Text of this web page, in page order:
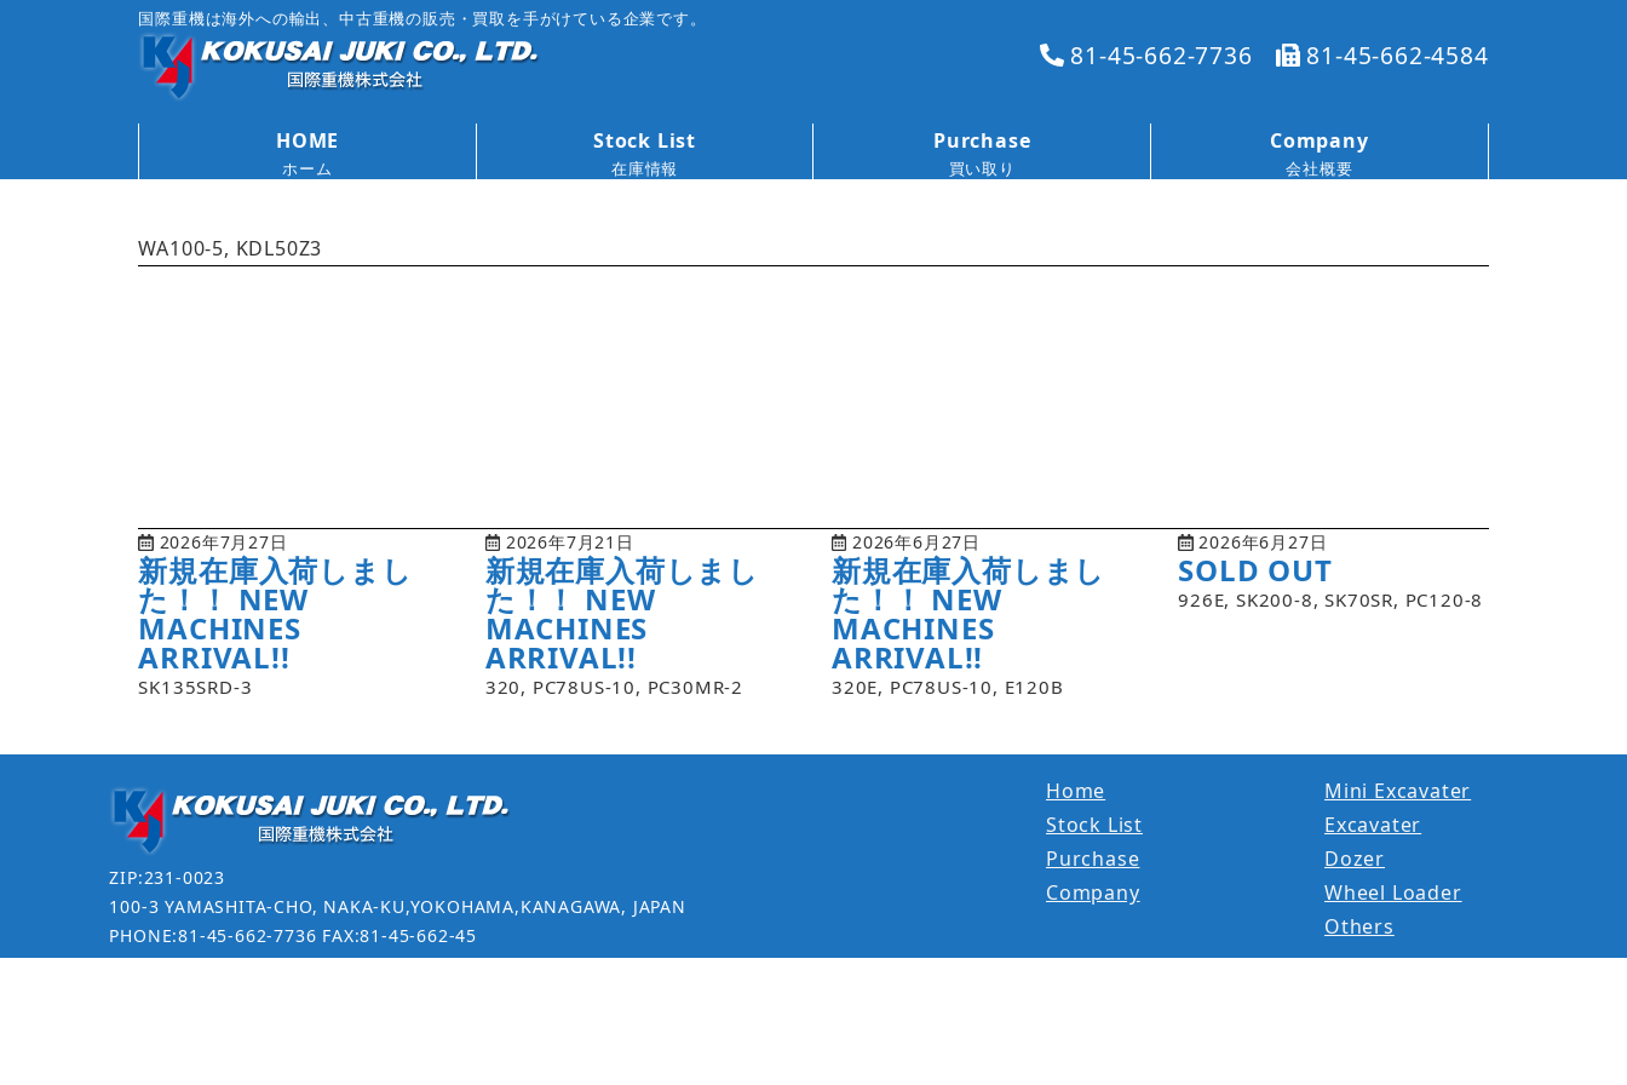
国際重機は海外への輸出、中古重機の販売・買取を手がけている企業です。
81-45-662-7736 81-45-662-4584
HOME
ホーム
Stock List
在庫情報
Purchase
買い取り
Company
会社概要
WA100-5, KDL50Z3
2026年7月27日
新規在庫入荷しまし
た！！ NEW
MACHINES
ARRIVAL!!
SK135SRD-3
2026年7月21日
新規在庫入荷しまし
た！！ NEW
MACHINES
ARRIVAL!!
320, PC78US-10, PC30MR-2
2026年6月27日
新規在庫入荷しまし
た！！ NEW
MACHINES
ARRIVAL!!
320E, PC78US-10, E120B
2026年6月27日
SOLD OUT
926E, SK200-8, SK70SR, PC120-8
ZIP:231-0023
100-3 YAMASHITA-CHO, NAKA-KU,YOKOHAMA,KANAGAWA, JAPAN
PHONE:81-45-662-7736 FAX:81-45-662-45
Home
Stock List
Purchase
Company
Mini Excavater
Excavater
Dozer
Wheel Loader
Others